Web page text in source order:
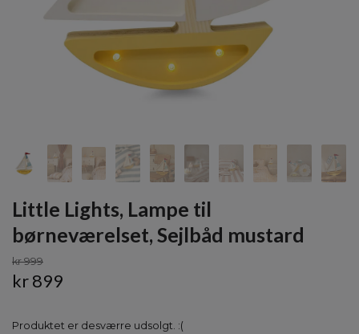
Little Lights, Lampe til
børneværelset, Sejlbåd mustard
kr 999
kr 899
Produktet er desværre udsolgt. :(